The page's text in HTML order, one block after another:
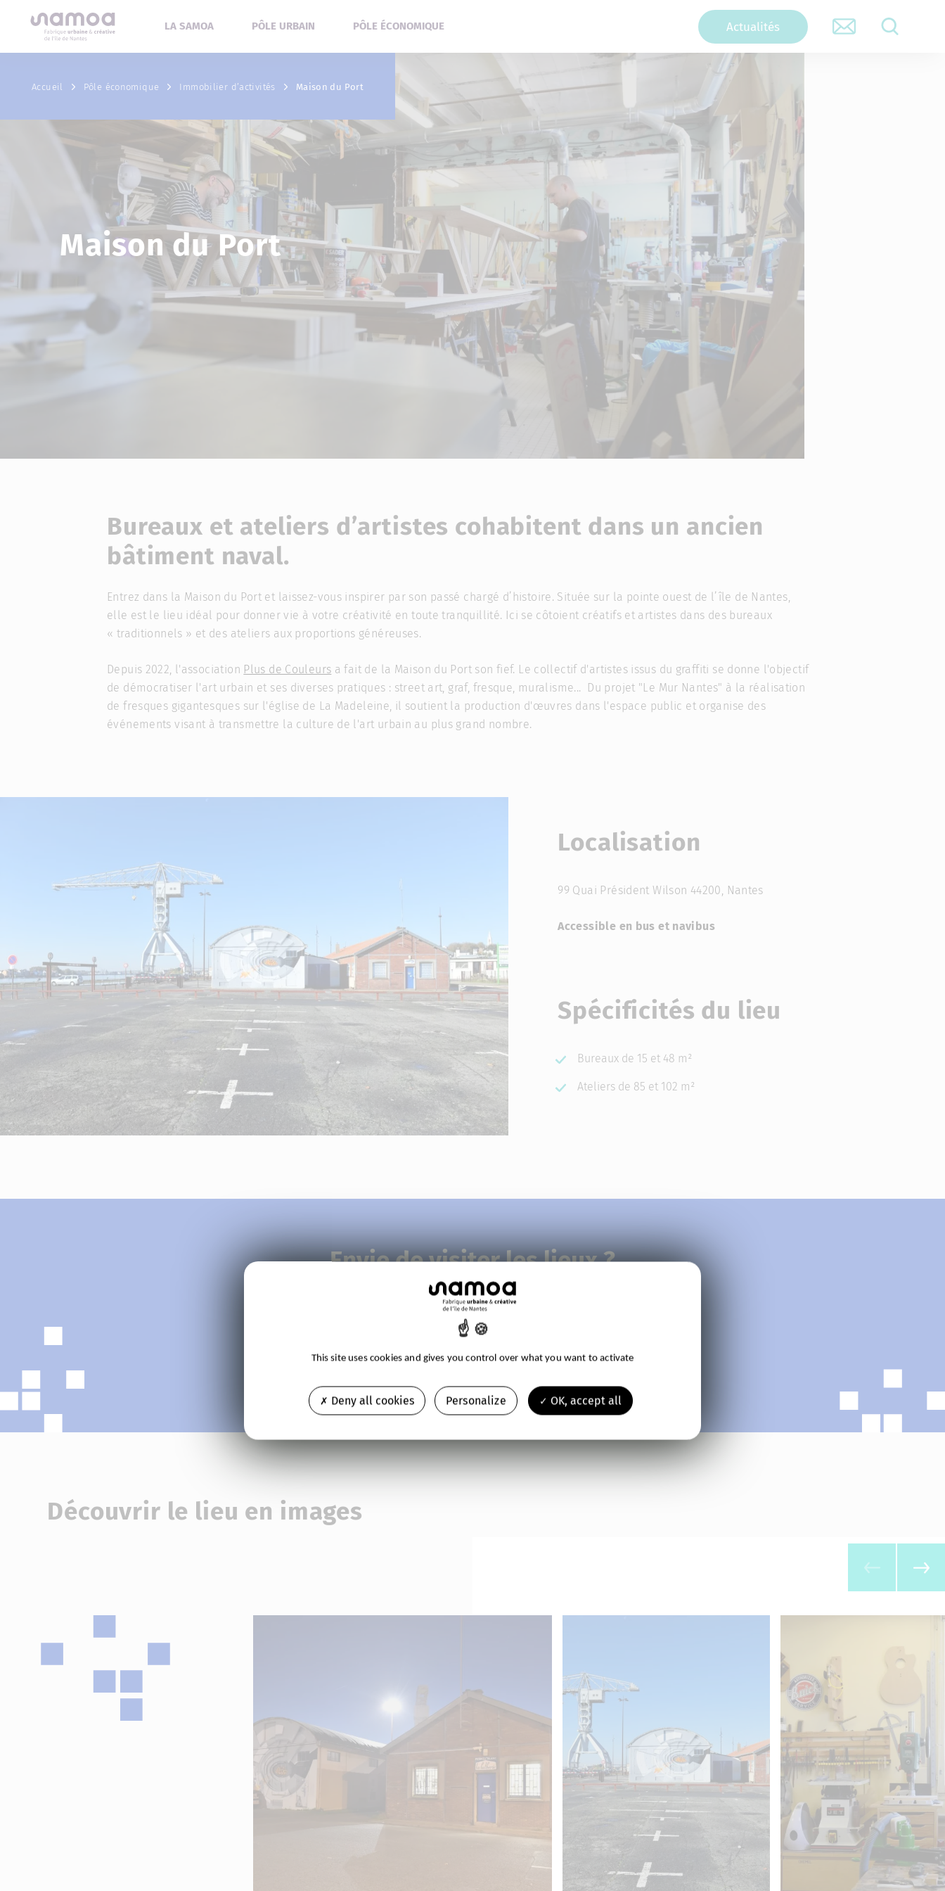
LA SAMOA PÔLE URBAIN PÔLE ÉCONOMIQUE Actualités
Accueil Pôle économique Immobilier d’activités Maison du Port
Maison du Port
Bureaux et ateliers d’artistes cohabitent dans un ancien
bâtiment naval.
Entrez dans la Maison du Port et laissez-vous inspirer par son passé chargé d’histoire. Située sur la pointe ouest de l’île de Nantes,
elle est le lieu idéal pour donner vie à votre créativité en toute tranquillité. Ici se côtoient créatifs et artistes dans des bureaux
« traditionnels » et des ateliers aux proportions généreuses.
Depuis 2022, l'association Plus de Couleurs a fait de la Maison du Port son fief. Le collectif d'artistes issus du graffiti se donne l'objectif
de démocratiser l'art urbain et ses diverses pratiques : street art, graf, fresque, muralisme... Du projet "Le Mur Nantes" à la réalisation
de fresques gigantesques sur l'église de La Madeleine, il soutient la production d'œuvres dans l'espace public et organise des
événements visant à transmettre la culture de l'art urbain au plus grand nombre.
Localisation
99 Quai Président Wilson 44200, Nantes
Accessible en bus et navibus
Spécificités du lieu
Bureaux de 15 et 48 m²
Ateliers de 85 et 102 m²
Envie de visiter les lieux ?
Ce lieu vous intéresse ? Vous souhaitez plus d'informations ?
L'équipe de la Samoa se fera un plaisir de répondre à toutes vos questions !
Contactez-nous
Découvrir le lieu en images
This site uses cookies and gives you control over what you want to activate
OK, accept all
Deny all cookies Personalize